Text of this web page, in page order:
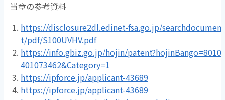
当章の参考資料
https://disclosure2dl.edinet-fsa.go.jp/searchdocumen
t/pdf/S100UVHV.pdf
https://info.gbiz.go.jp/hojin/patent?hojinBango=8010
401073462&Category=1
https://ipforce.jp/applicant-43689
https://ipforce.jp/applicant-43689